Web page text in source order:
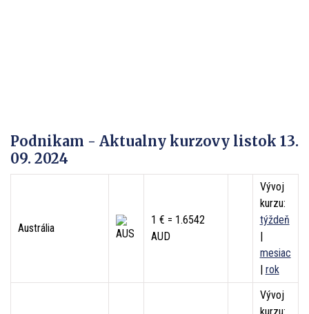
Podnikam - Aktualny kurzovy listok 13.
09. 2024
Austrália
1 € = 1.6542
AUD
Vývoj
kurzu:
týždeň
|
mesiac
| rok
Vývoj